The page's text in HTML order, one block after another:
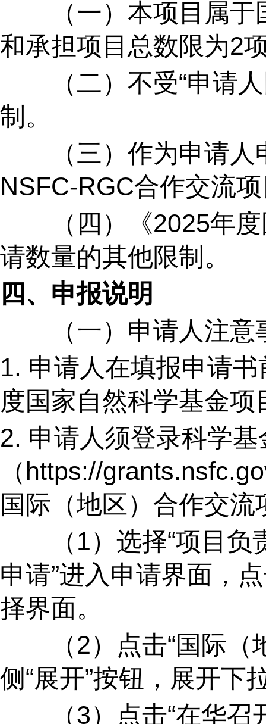
（一）本项目属于
和承担项目总数限为2
（二）不受“申请人
制。
（三）作为申请人
NSFC-RGC合作交流
（四）《2025年
请数量的其他限制。
四、申报说明
（一）申请人注意
1. 申请人在填报申请
度国家自然科学基金
2. 申请人须登录科学
（https://
国际（地区）合作交
（1）选择“项目负
申请”进入申请界面，
择界面。
（2）点击“国际（
侧“展开”按钮，展开下
（3）点击“在华